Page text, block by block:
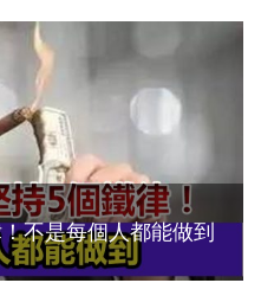
不是每個人都能做到